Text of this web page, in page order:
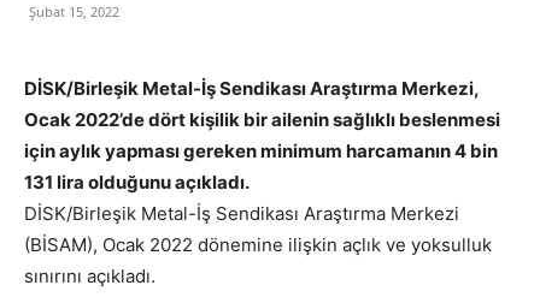
Şubat 15, 2022
DİSK/Birleşik Metal-İş Sendikası Araştırma Merkezi,
Ocak 2022’de dört kişilik bir ailenin sağlıklı beslenmesi
için aylık yapması gereken minimum harcamanın 4 bin
131 lira olduğunu açıkladı.
DİSK/Birleşik Metal-İş Sendikası Araştırma Merkezi
(BİSAM), Ocak 2022 dönemine ilişkin açlık ve yoksulluk
sınırını açıkladı.